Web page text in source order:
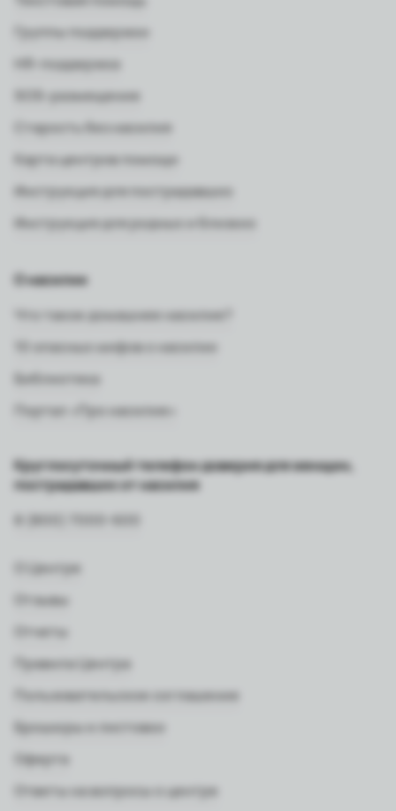
Группы поддержки
HR-поддержка
SOS-размещение
Старость без насилия
Карта центров помощи
Инструкция для пострадавших
Инструкция для родных и близких
О насилии
Что такое домашнее насилие?
10 опасных мифов о насилии
Библиотека
Портал «Про насилие»
Круглосуточный телефон доверия для женщин,
пострадавших от насилия
8 (800) 7000-600
О Центре
Отзывы
Отчеты
Правила Центра
Пользовательское соглашение
Брошюры и листовки
Оферта
Ответы на вопросы о центре